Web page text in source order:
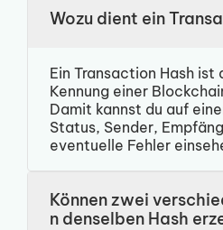
Wozu dient ein
Ein Transaction Hash ist
Kennung einer
Damit kannst du auf
Status, Sender,
eventuelle Fehler
Können zwei
n denselben Hash